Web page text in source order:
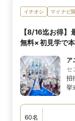
イチオシ マイナビ
【8/16迄お得
無料×初見学で
ア
セ
招
挙
60名